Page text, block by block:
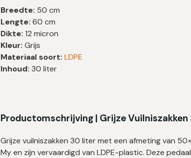
12
My
|
50×60
cm
–
Breedte: 50 cm
Lengte: 60 cm
Dikte: 12 micron
Kleur: Grijs
Materiaal soort: LDPE
Inhoud: 30 liter
Productomschrijving | Grijze Vuilniszakken
Grijze vuilniszakken 30 liter met een afmeting van
My en zijn vervaardigd van LDPE-plastic. Deze